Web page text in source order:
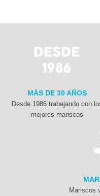
MÁS DE 30 AÑOS
Desde 1986 trabajando con
mejores mariscos
Mariscos